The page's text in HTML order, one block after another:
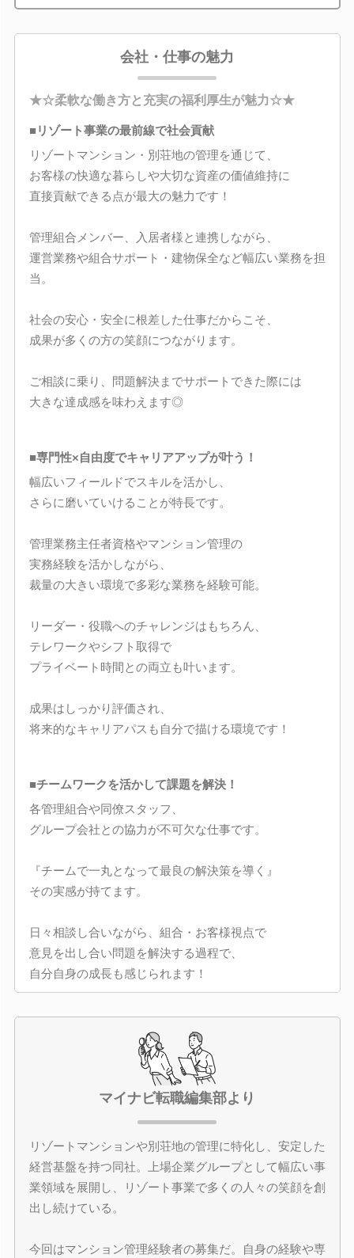
会社・仕事の魅力
★☆柔軟な働き方と充実の福利厚生が魅力☆★
■リゾート事業の最前線で社会貢献
リゾートマンション・別荘地の管理を通じて、
お客様の快適な暮らしや大切な資産の価値維持に
直接貢献できる点が最大の魅力です！
管理組合メンバー、入居者様と連携しながら、
運営業務や組合サポート・建物保全など幅広い業務を担
当。
社会の安心・安全に根差した仕事だからこそ、
成果が多くの方の笑顔につながります。
ご相談に乗り、問題解決までサポートできた際には
大きな達成感を味わえます◎
■専門性×自由度でキャリアアップが叶う！
幅広いフィールドでスキルを活かし、
さらに磨いていけることが特長です。
管理業務主任者資格やマンション管理の
実務経験を活かしながら、
裁量の大きい環境で多彩な業務を経験可能。
リーダー・役職へのチャレンジはもちろん、
テレワークやシフト取得で
プライベート時間との両立も叶います。
成果はしっかり評価され、
将来的なキャリアパスも自分で描ける環境です！
■チームワークを活かして課題を解決！
各管理組合や同僚スタッフ、
グループ会社との協力が不可欠な仕事です。
『チームで一丸となって最良の解決策を導く』
その実感が持てます。
日々相談し合いながら、組合・お客様視点で
意見を出し合い問題を解決する過程で、
自分自身の成長も感じられます！
マイナビ転職編集部より
リゾートマンションや別荘地の管理に特化し、安定した
経営基盤を持つ同社。上場企業グループとして幅広い事
業領域を展開し、リゾート事業で多くの人々の笑顔を創
出し続けている。
今回はマンション管理経験者の募集だ。自身の経験や専